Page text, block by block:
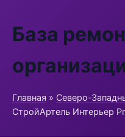
База
Главная » Северо-
СтройАртель Интерьер